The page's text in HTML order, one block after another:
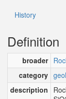
History
Definition
broader
category
description